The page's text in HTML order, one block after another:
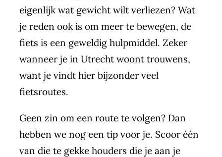
eigenlijk wat gewicht wilt verliezen? Wat
je reden ook is om meer te bewegen, de
fiets is een geweldig hulpmiddel. Zeker
wanneer je in Utrecht woont trouwens,
want je vindt hier bijzonder veel
fietsroutes.
Geen zin om een route te volgen? Dan
hebben we nog een tip voor je. Scoor één
van die te gekke houders die je aan je